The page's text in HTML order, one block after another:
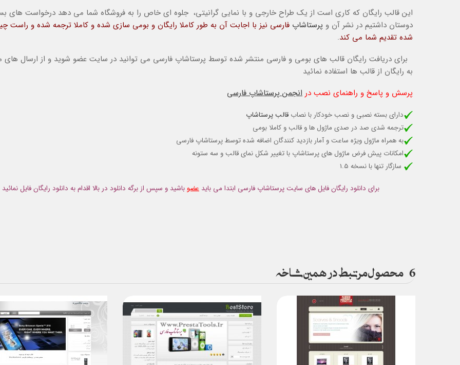
این قالب رایگان که کاری است از یک طراح خارجی و با نمایی گرانیتی، جلوه ای خاص را به فروشگاه شما می دهد درخواست های
دوستان داشتیم در نشر آن و پرستاشاپ فارسی نیز با اجابت آن به طور کاملا رایگان و بومی سازی شده و کاملا ترجمه شده و راست
شده تقدیم شما می کند.
برای دریافت رایگان قالب های بومی و فارسی منتشر شده توسط پرستاشاپ فارسی می توانید در سایت عضو شوید و از ارسال های
به رایگان از قالب ها استفاده نمائید
پرسش و پاسخ و راهنمای نصب در انجمن پرستاشاپ فارسی
دارای بسته نصبی و نصب خودکار با نصاب قالب پرستاشاپ
ترجمه شدی صد در صدی ماژول ها و قالب و کاملا بومی
به همراه ماژول ویژه ساعت و آمار بازدید کنندگان اضافه شده توسط پرستاشاپ فارسی
امکانات پیش فرض ماژول های پرستاشاپ با تغییر شکل نمای قالب و سه ستونه
سازگار تنها با نسخه 1.5
برای دانلود رایگان فایل های سایت پرستاشاپ فارسی ابتدا می باید عضوباشید و سپس از برگه دانلود در بالا اقدام به دانلود رایگان فایل نمائید
6 محصول مرتبط در همین شاخه